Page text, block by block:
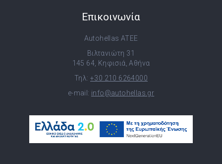
Επικοινωνία
Autohellas ATEE
Βιλτανιώτη 31
145 64, Κηφισιά, Αθήνα
Τηλ: +30 210 6264000
e-mail: info@autohellas.gr